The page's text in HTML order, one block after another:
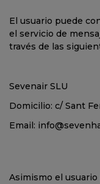
El usuario puede
el servicio de
través de las
Sevenair SLU
Domicilio: c/ Sant
Email:
Asimismo el